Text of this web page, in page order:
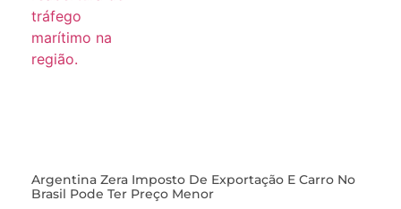
Argentina Zera Imposto De Exportação E Carro No
Brasil Pode Ter Preço Menor